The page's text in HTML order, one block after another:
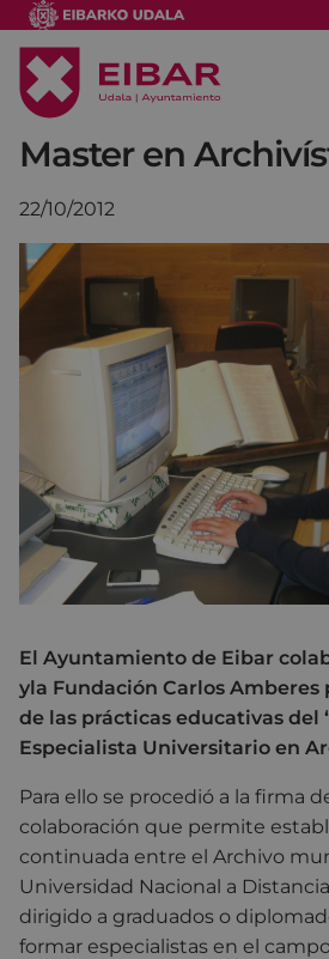
Master en
22/10/2012
El Ayuntamiento de Eibar
yla Fundación Carlos Amberes
de las prácticas educativas del
Especialista Universitario en
Para ello se procedió a la firma
colaboración que permite
continuada entre el Archivo
Universidad Nacional a
dirigido a graduados o
formar especialistas en el